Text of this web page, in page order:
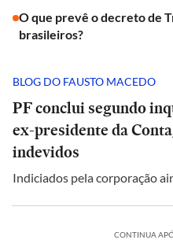
O que prevê o decreto de
brasileiros?
BLOG DO FAUSTO MACEDO
PF conclui segundo
ex-presidente da
indevidos
Indiciados pela corporação
CONTINUA